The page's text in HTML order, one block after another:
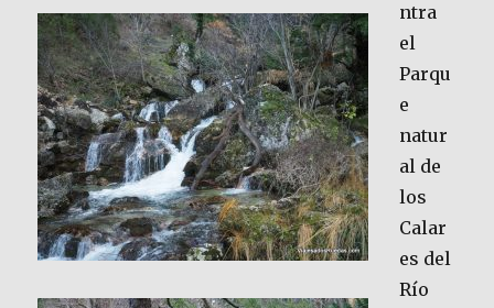
ntra
el
Parqu
e
natur
al de
los
Calar
es del
Río